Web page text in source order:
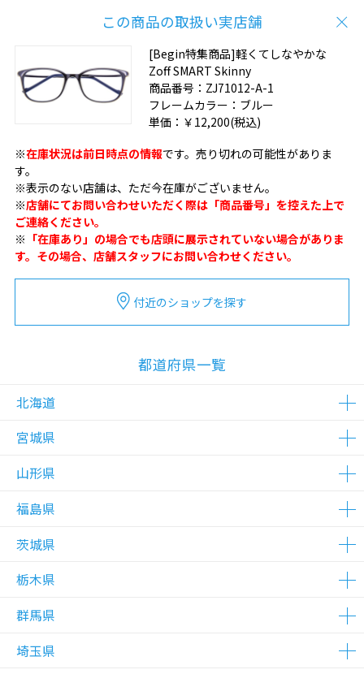
この商品の取扱い実店舗
[Begin特集商品]軽くてしなやかな
Zoff SMART Skinny
商品番号： ZJ71012-A-1
フレームカラー： ブルー
単価： ￥12,200(税込)
※在庫状況は前日時点の情報です。売り切れの可能性がありま
す。
※表示のない店舗は、ただ今在庫がございません。
※店舗にてお問い合わせいただく際は「商品番号」を控えた上で
ご連絡ください。
※ 「在庫あり」の場合でも店頭に展示されていない場合がありま
す。その場合、店舗スタッフにお問い合わせください。
付近のショップを探す
都道府県一覧
北海道
△在庫わずか
△在庫わずか
△在庫わずか
宮城県
△在庫わずか
△在庫わずか
△在庫わずか
山形県
△在庫わずか
福島県
△在庫わずか
茨城県
△在庫わずか
△在庫わずか
△在庫わずか
△在庫わずか
栃木県
△在庫わずか
群馬県
埼玉県